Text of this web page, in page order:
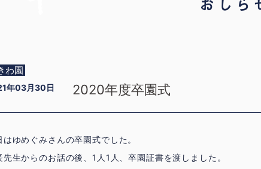
わ園
年03月30日 2020年度卒園式
はゆめぐみさんの卒園式でした。
先生からのお話の後、1人1人、卒園証書を渡しました。